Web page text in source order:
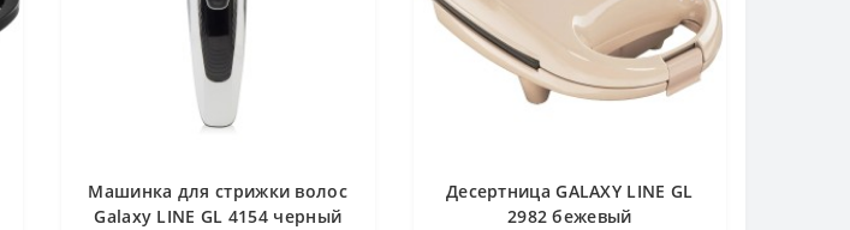
Машинка для стрижки волос
Galaxy LINE GL 4154 черный
Десертница GALAXY LINE GL
2982 бежевый